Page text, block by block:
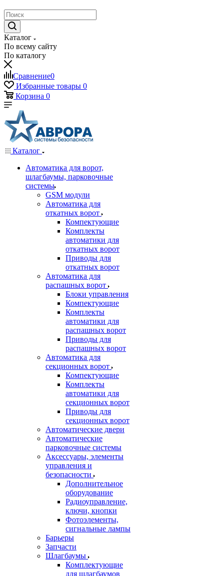
Каталог
По всему сайту
По каталогу
Сравнение0
Избранные товары 0
Корзина 0
Каталог
Автоматика для ворот,
шлагбаумы, парковочные
системы
GSM модули
Автоматика для
откатных ворот
Компектующие
Комплекты
автоматики для
откатных ворот
Приводы для
откатных ворот
Автоматика для
распашных ворот
Блоки управления
Компектующие
Комплекты
автоматики для
распашных ворот
Приводы для
распашных ворот
Автоматика для
секционных ворот
Компектующие
Комплекты
автоматики для
секционных ворот
Приводы для
секционных ворот
Автоматические двери
Автоматические
парковочные системы
Аксессуары, элементы
управления и
безопасности
Дополнительное
оборудование
Радиоуправление,
ключи, кнопки
Фотоэлементы,
сигнальные лампы
Барьеры
Запчасти
Шлагбаумы
Комплектующие
для шлагбаумов